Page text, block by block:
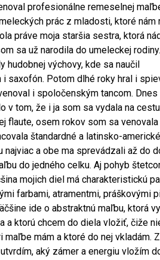
profesionálne remeselnej
prác z mladosti, ktoré nám
práve moja staršia sestra, ktorá
sa už narodila do umeleckej rodiny.
hudobnej výchovy, kde sa naučil
i saxofón. Potom dlhé roky hral i
i spoločenským tancom.
v tom, že i ja som sa vydala na
flaute, osem rokov som sa
štandardné a latinsko-
najviac a obe ma sprevádzali až do
do jedného celku. Aj pohyb
mojich diel má charakteristickú
farbami, atramentmi, práškovými
ide o abstraktnú maľbu, ktorá
a ktorú chcem do diela vložiť, čiže
maľbe mám a ktoré do nej vkladám.
aký zámer a energiu vložím